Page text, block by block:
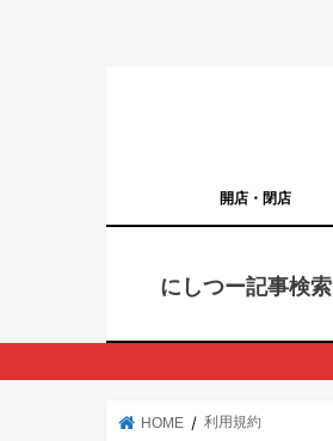
開店・閉店
にしつー記事検索
HOME 利用規約